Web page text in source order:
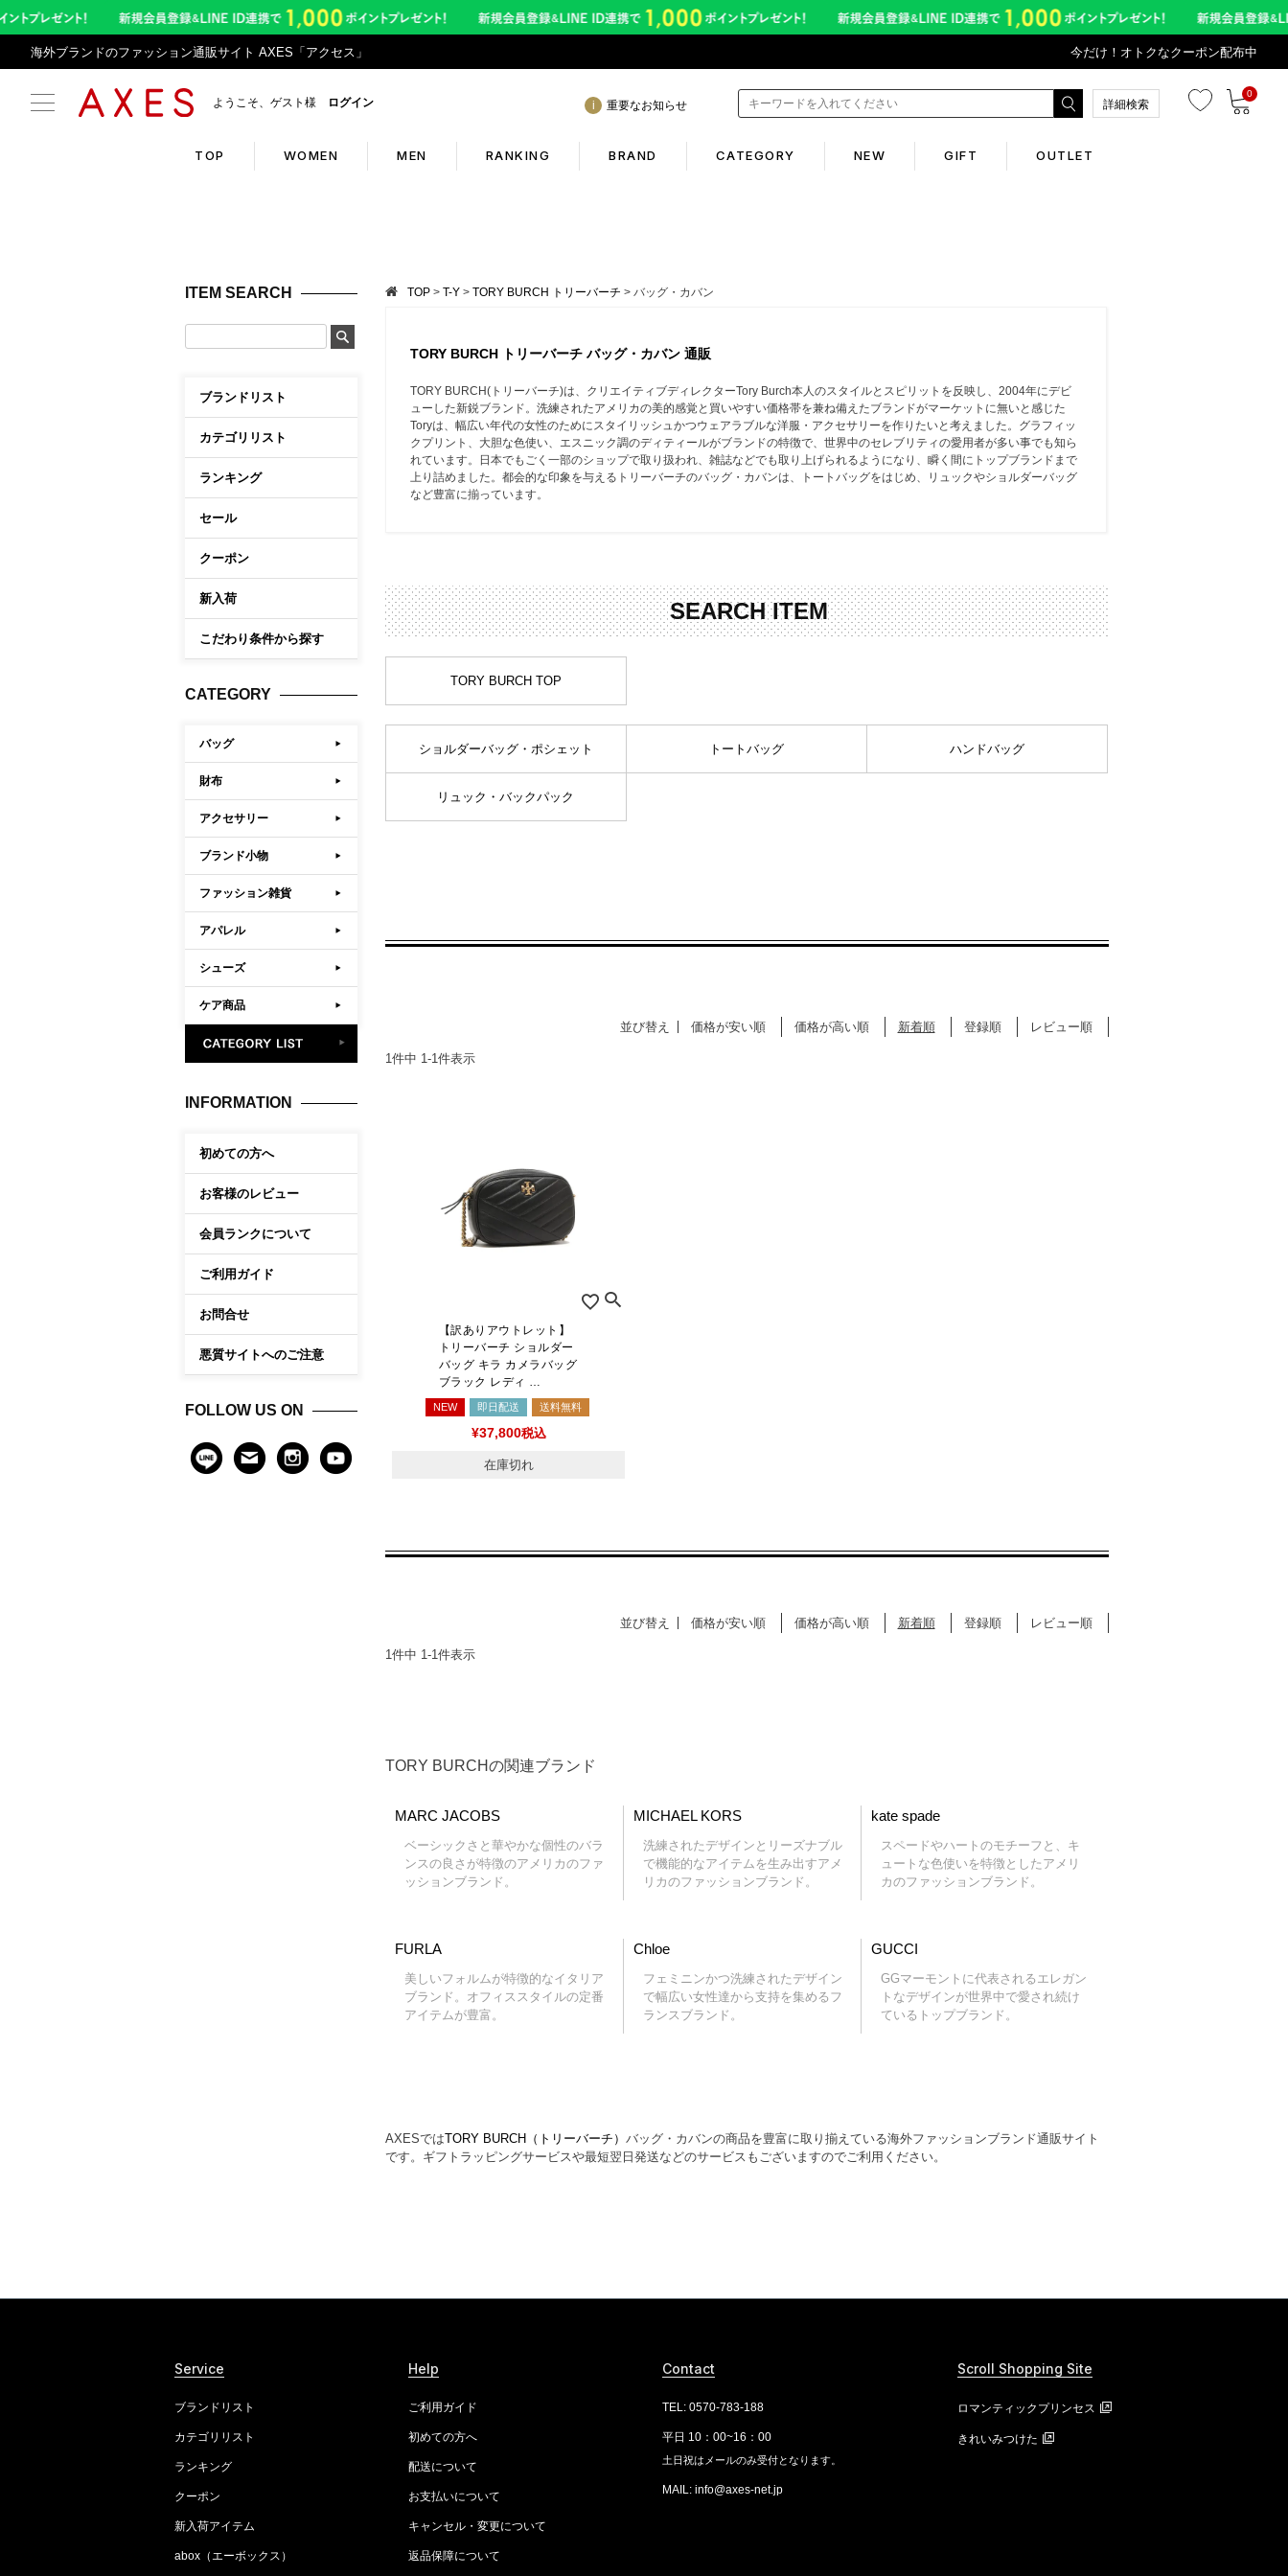
海外ブランドのファッション通販サイト AXES「アクセス」 今だけ！オトクなクーポン配布中
ようこそ、ゲスト様 ログイン 重要なお知らせ 詳細検索
0
TOP WOMEN MEN RANKING BRAND CATEGORY NEW GIFT OUTLET
こだわり条件から探す
令和8年熊本地震に伴う配送のご案内
返品サービス内容変更のお知らせ
悪質サイトへのご注意
Members Service
マイページ
会員ランクについて
お気に入り
ポイント履歴
初めての方へ
返品保証について
お客様のレビュー
ご利用ガイド
お問合せ
abox
ITEM SEARCH
ブランドリスト
カテゴリリスト
ランキング
セール
クーポン
新入荷
こだわり条件から探す
CATEGORY
バッグ
財布
アクセサリー
ブランド小物
ファッション雑貨
アパレル
シューズ
ケア商品
CATEGORY LIST
INFORMATION
初めての方へ
お客様のレビュー
会員ランクについて
ご利用ガイド
お問合せ
悪質サイトへのご注意
FOLLOW US ON
TOP T-Y TORY BURCH トリーバーチ バッグ・カバン
TORY BURCH トリーバーチ バッグ・カバン 通販
TORY BURCH(トリーバーチ)は、クリエイティブディレクターTory Burch本人のスタイルとスピリットを反映し、2004年にデビ
ューした新鋭ブランド。洗練されたアメリカの美的感覚と買いやすい価格帯を兼ね備えたブランドがマーケットに無いと感じた
Toryは、幅広い年代の女性のためにスタイリッシュかつウェアラブルな洋服・アクセサリーを作りたいと考えました。グラフィッ
クプリント、大胆な色使い、エスニック調のディティールがブランドの特徴で、世界中のセレブリティの愛用者が多い事でも知ら
れています。日本でもごく一部のショップで取り扱われ、雑誌などでも取り上げられるようになり、瞬く間にトップブランドまで
上り詰めました。都会的な印象を与えるトリーバーチのバッグ・カバンは、トートバッグをはじめ、リュックやショルダーバッグ
など豊富に揃っています。
SEARCH ITEM
TORY BURCH TOP
ショルダーバッグ・ポシェット トートバッグ ハンドバッグ
リュック・バックパック
並び替え 価格が安い順 価格が高い順 新着順 登録順 レビュー順
1件中 1-1件表示
【訳ありアウトレット】
トリーバーチ ショルダー
バッグ キラ カメラバッグ
ブラック レディ …
NEW 即日配送 送料無料
¥37,800税込
在庫切れ
並び替え 価格が安い順 価格が高い順 新着順 登録順 レビュー順
1件中 1-1件表示
TORY BURCHの関連ブランド
MARC JACOBS
ベーシックさと華やかな個性のバラ
ンスの良さが特徴のアメリカのファ
ッションブランド。
MICHAEL KORS
洗練されたデザインとリーズナブル
で機能的なアイテムを生み出すアメ
リカのファッションブランド。
kate spade
スペードやハートのモチーフと、キ
ュートな色使いを特徴としたアメリ
カのファッションブランド。
FURLA
美しいフォルムが特徴的なイタリア
ブランド。オフィススタイルの定番
アイテムが豊富。
Chloe
フェミニンかつ洗練されたデザイン
で幅広い女性達から支持を集めるフ
ランスブランド。
GUCCI
GGマーモントに代表されるエレガン
トなデザインが世界中で愛され続け
ているトップブランド。
AXESではTORY BURCH（トリーバーチ） バッグ・カバンの商品を豊富に取り揃えている海外ファッションブランド通販サイト
です。ギフトラッピングサービスや最短翌日発送などのサービスもございますのでご利用ください。
Service
ブランドリスト
カテゴリリスト
ランキング
クーポン
新入荷アイテム
abox（エーボックス）
Help
ご利用ガイド
初めての方へ
配送について
お支払いについて
キャンセル・変更について
返品保障について
Contact
TEL: 0570-783-188
平日 10：00~16：00
土日祝はメールのみ受付となります。
MAIL: info@axes-net.jp
Scroll Shopping Site
ロマンティックプリンセス
きれいみつけた